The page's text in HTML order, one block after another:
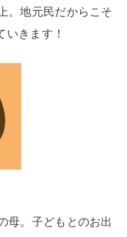
。地元民だからこそ
きます！
母。子どもとのお出